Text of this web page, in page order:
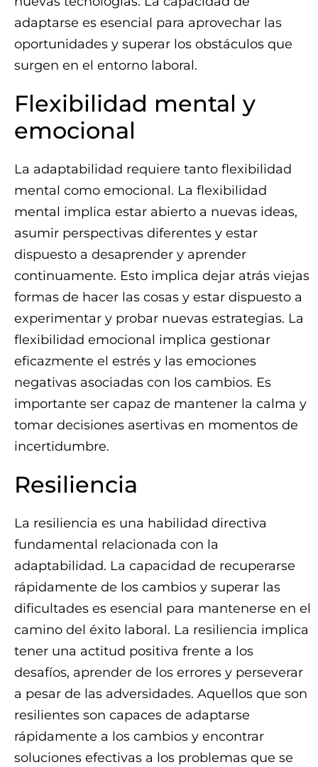
adaptarse es esencial para aprovechar las
oportunidades y superar los obstáculos que
surgen en el entorno laboral.
Flexibilidad mental y
emocional
La adaptabilidad requiere tanto flexibilidad
mental como emocional. La flexibilidad
mental implica estar abierto a nuevas ideas,
asumir perspectivas diferentes y estar
dispuesto a desaprender y aprender
continuamente. Esto implica dejar atrás viejas
formas de hacer las cosas y estar dispuesto a
experimentar y probar nuevas estrategias. La
flexibilidad emocional implica gestionar
eficazmente el estrés y las emociones
negativas asociadas con los cambios. Es
importante ser capaz de mantener la calma y
tomar decisiones asertivas en momentos de
incertidumbre.
Resiliencia
La resiliencia es una habilidad directiva
fundamental relacionada con la
adaptabilidad. La capacidad de recuperarse
rápidamente de los cambios y superar las
dificultades es esencial para mantenerse en el
camino del éxito laboral. La resiliencia implica
tener una actitud positiva frente a los
desafíos, aprender de los errores y perseverar
a pesar de las adversidades. Aquellos que son
resilientes son capaces de adaptarse
rápidamente a los cambios y encontrar
soluciones efectivas a los problemas que se